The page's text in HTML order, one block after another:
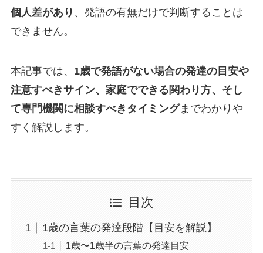
個人差があり 、発語の有無だけで判断することは
できません。
本記事では、 1歳で発語がない場合の発達の目安や
注意すべきサイン、家庭でできる関わり方、そし
て専門機関に相談すべきタイミングまでわかりや
すく解説します。
目次
1歳の言葉の発達段階【目安を解説】
1歳〜1歳半の言葉の発達目安